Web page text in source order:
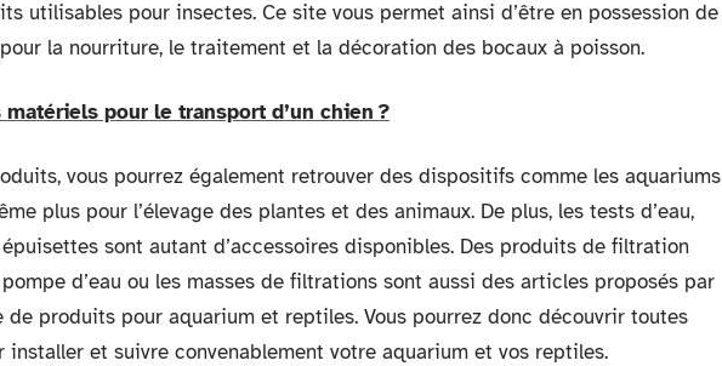
utilisables pour insectes. Ce site vous permet ainsi d’être en possession de
la nourriture, le traitement et la décoration des bocaux à poisson.
matériels pour le transport d’un chien ?
vous pourrez également retrouver des dispositifs comme les aquariums
plus pour l’élevage des plantes et des animaux. De plus, les tests d’eau,
sont autant d’accessoires disponibles. Des produits de filtration
d’eau ou les masses de filtrations sont aussi des articles proposés par
de produits pour aquarium et reptiles. Vous pourrez donc découvrir toutes
installer et suivre convenablement votre aquarium et vos reptiles.